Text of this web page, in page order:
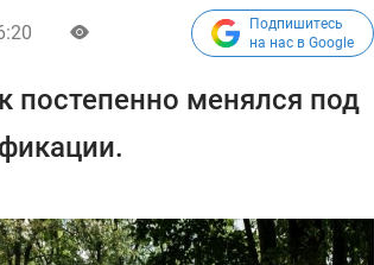
Подпишитесь
на нас в Google
постепенно менялся под